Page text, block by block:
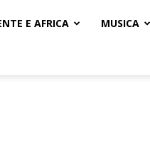
E AFRICA MUSICA